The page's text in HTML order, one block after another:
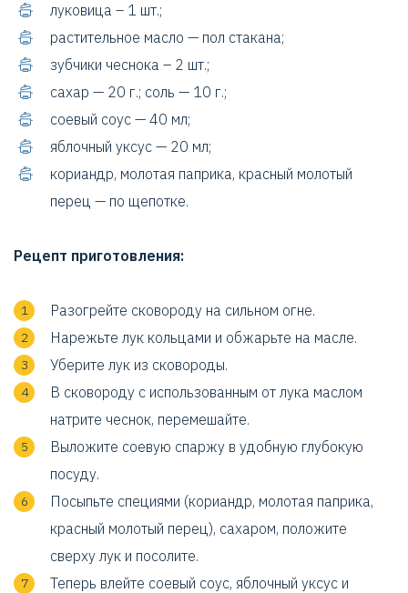
луковица – 1 шт.;
растительное масло — пол стакана;
зубчики чеснока – 2 шт.;
сахар — 20 г.; соль — 10 г.;
соевый соус — 40 мл;
яблочный уксус — 20 мл;
кориандр, молотая паприка, красный молотый
перец — по щепотке.
Рецепт приготовления:
Разогрейте сковороду на сильном огне.
Нарежьте лук кольцами и обжарьте на масле.
Уберите лук из сковороды.
В сковороду с использованным от лука маслом
натрите чеснок, перемешайте.
Выложите соевую спаржу в удобную глубокую
посуду.
Посыпьте специями (кориандр, молотая паприка,
красный молотый перец), сахаром, положите
сверху лук и посолите.
Теперь влейте соевый соус, яблочный уксус и